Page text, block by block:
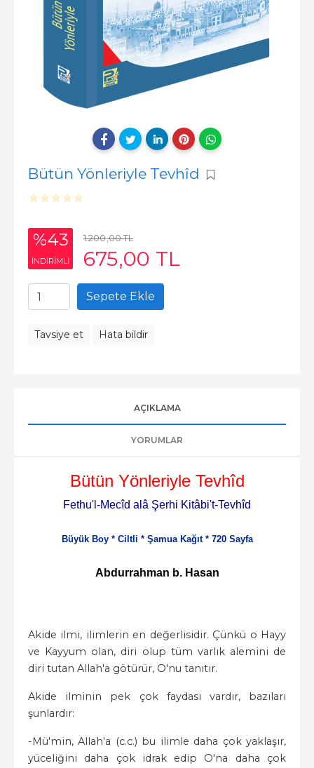
Bütün Yönleriyle Tevhîd
%43
INDIRIMLI
1.200,00TL
675,00 TL
Sepete Ekle
Tavsiye et Hata bildir
AÇIKLAMA
YORUMLAR
Bütün Yönleriyle Tevhîd
Fethu'l-Mecîd alâ Şerhi Kitâbi't-Tevhîd
Büyük Boy *Ciltli * Şamua Kağıt * 720 Sayfa
Abdurrahman b. Hasan
Akide ilmi, ilimlerin en değerlisidir. Çünkü o Hayy
ve Kayyum olan, diri olup tüm varlık alemini de
diri tutan Allah'a götürür, O'nu tanıtır.
Akide ilminin pek çok faydası vardır, bazıları
şunlardır:
-Mü'min, Allah'a (c.c.) bu ilimle daha çok yaklaşır,
yüceliğini daha çok idrak edip O'na daha çok